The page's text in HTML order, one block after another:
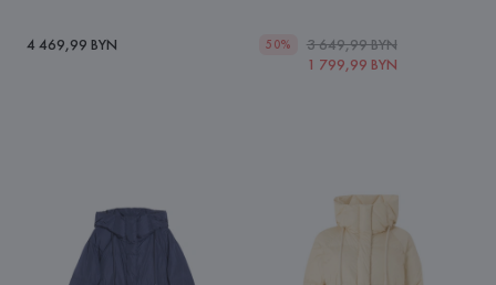
4 469,99 BYN 50%
3 649,99 BYN
1 799,99 BYN